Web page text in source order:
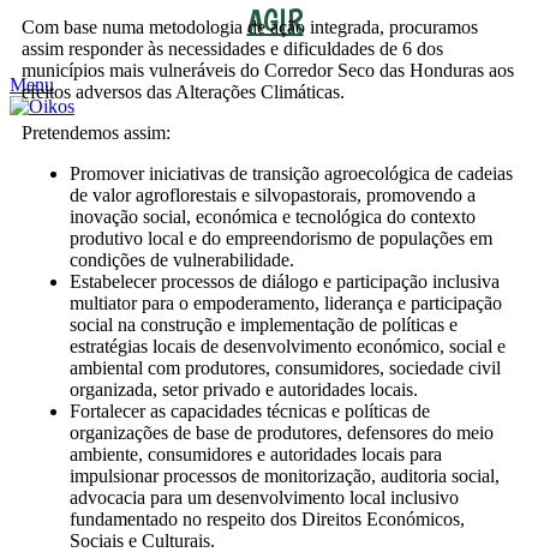
AGIR
Menu
Com base numa metodologia de ação integrada, procuramos
assim responder às necessidades e dificuldades de 6 dos
municípios mais vulneráveis do Corredor Seco das Honduras aos
efeitos adversos das Alterações Climáticas.
Pretendemos assim:
Promover iniciativas de transição agroecológica de cadeias
de valor agroflorestais e silvopastorais, promovendo a
inovação social, económica e tecnológica do contexto
produtivo local e do empreendorismo de populações em
condições de vulnerabilidade.
Estabelecer processos de diálogo e participação inclusiva
multiator para o empoderamento, liderança e participação
social na construção e implementação de políticas e
estratégias locais de desenvolvimento económico, social e
ambiental com produtores, consumidores, sociedade civil
organizada, setor privado e autoridades locais.
Fortalecer as capacidades técnicas e políticas de
organizações de base de produtores, defensores do meio
ambiente, consumidores e autoridades locais para
impulsionar processos de monitorização, auditoria social,
advocacia para um desenvolvimento local inclusivo
fundamentado no respeito dos Direitos Económicos,
Sociais e Culturais.